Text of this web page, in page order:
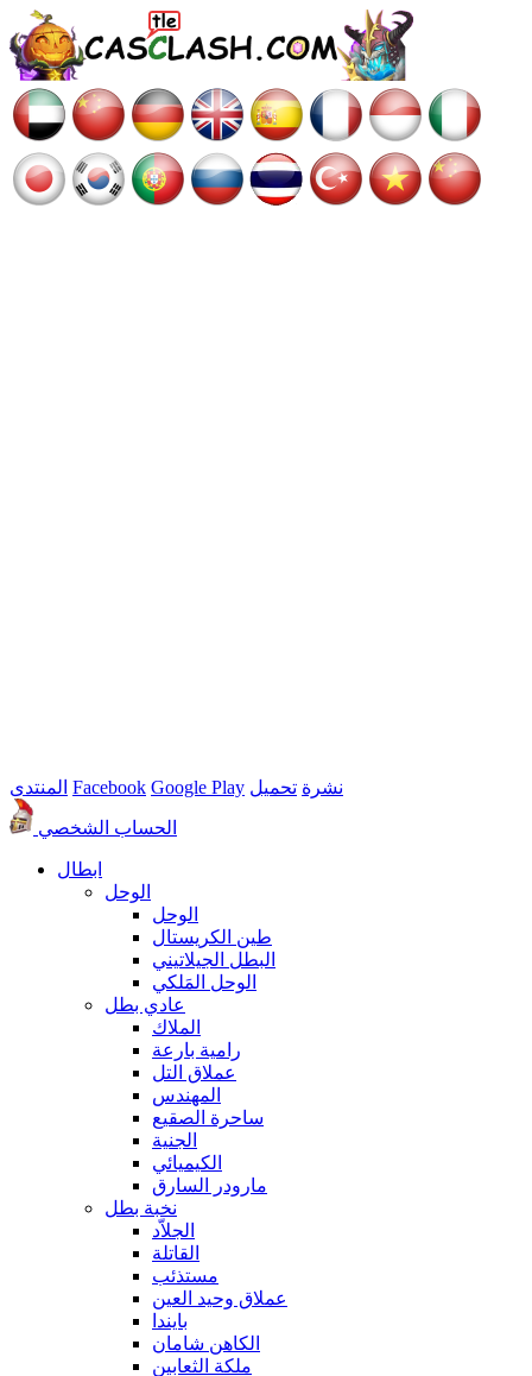
المنتدى Facebook Google Play نشرة تحميل
الحساب الشخصي
ابطال
الوحل
الوحل
طين الكريستال
البطل الجيلاتيني
الوحل المَلكي
عادي بطل
الملاك
رامية بارعة
عملاق التل
المهندس
ساحرة الصقيع
الجنية
الكيميائي
مارودر السارق
نخبة بطل
الجلاّد
القاتلة
مستذئب
عملاق وحيد العين
بايندا
الكاهن شامان
ملكة الثعابين